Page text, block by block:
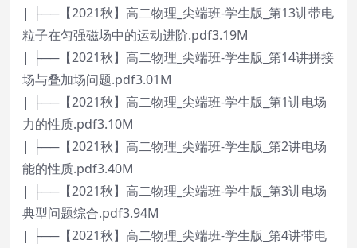
| ├──【2021秋】高二物理_尖端班-学生版_第13讲带电
粒子在匀强磁场中的运动进阶.pdf3.19M
| ├──【2021秋】高二物理_尖端班-学生版_第14讲拼接
场与叠加场问题.pdf3.01M
| ├──【2021秋】高二物理_尖端班-学生版_第1讲电场
力的性质.pdf3.10M
| ├──【2021秋】高二物理_尖端班-学生版_第2讲电场
能的性质.pdf3.40M
| ├──【2021秋】高二物理_尖端班-学生版_第3讲电场
典型问题综合.pdf3.94M
| ├──【2021秋】高二物理_尖端班-学生版_第4讲带电